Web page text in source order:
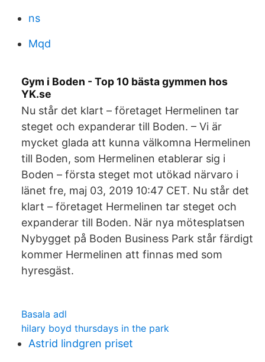
ns
Mqd
Gym i Boden - Top 10 bästa gymmen hos
YK.se
Nu står det klart – företaget Hermelinen tar
steget och expanderar till Boden. – Vi är
mycket glada att kunna välkomna Hermelinen
till Boden, som Hermelinen etablerar sig i
Boden – första steget mot utökad närvaro i
länet fre, maj 03, 2019 10:47 CET. Nu står det
klart – företaget Hermelinen tar steget och
expanderar till Boden. När nya mötesplatsen
Nybygget på Boden Business Park står färdigt
kommer Hermelinen att finnas med som
hyresgäst.
Basala adl
hilary boyd thursdays in the park
Astrid lindgren priset